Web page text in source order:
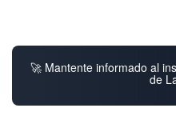
🚀 Mantente informado al
de